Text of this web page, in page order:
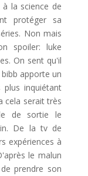
la science de
protéger sa
Non mais
spoiler: luke
On sent qu'il
apporte un
inquiétant
cela serait très
de sortie le
De la tv de
expériences à
le malun
prendre son